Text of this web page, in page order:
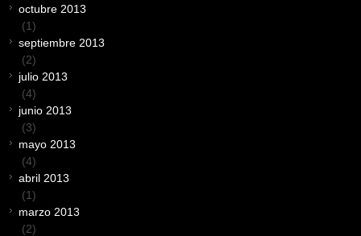
octubre 2013
(1)
septiembre 2013
(2)
julio 2013
(4)
junio 2013
(3)
mayo 2013
(4)
abril 2013
(1)
marzo 2013
(2)